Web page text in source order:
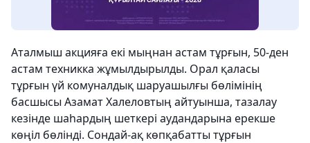
Аталмыш акцияға екі мыңнан астам тұрғын, 50-ден
астам техникка жұмылдырылды. Орал қаласы
тұрғын үй комуналдық шаруашылғы бөлімінің
басшысы Азамат Халеловтың айтуынша, тазалау
кезінде шаһардың шеткері аудандарына ерекше
көңіл бөлінді. Сондай-ақ көпқабатты тұрғын